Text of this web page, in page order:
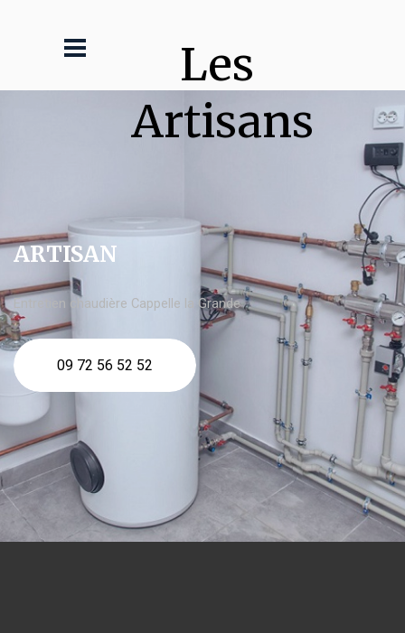
Les
Artisans
ARTISAN
Entretien chaudière Cappelle la Grande
09 72 56 52 52